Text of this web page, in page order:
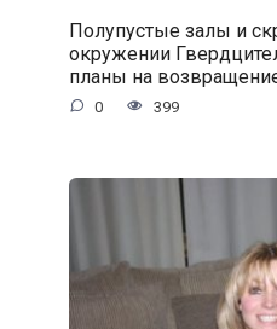
Полупустые залы и
окружении
планы на
0 399